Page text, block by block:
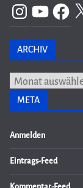
InstagramYouTubeFacebook
X
ARCHIV
Archiv
META
Anmelden
Eintrags-Feed